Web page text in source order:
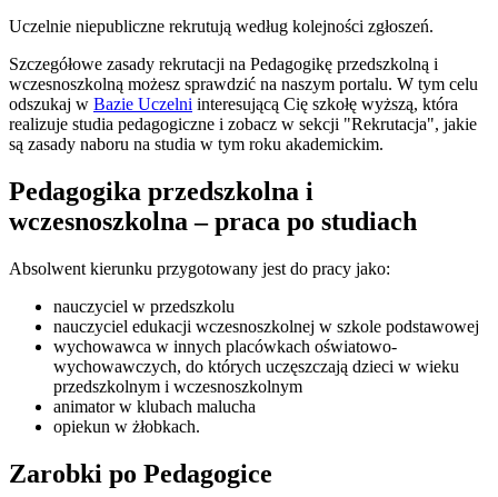
Uczelnie niepubliczne rekrutują według kolejności zgłoszeń.
Szczegółowe zasady rekrutacji na Pedagogikę przedszkolną i
wczesnoszkolną możesz sprawdzić na naszym portalu. W tym celu
odszukaj w Bazie Uczelni interesującą Cię szkołę wyższą, która
realizuje studia pedagogiczne i zobacz w sekcji "Rekrutacja", jakie
są zasady naboru na studia w tym roku akademickim.
Pedagogika przedszkolna i
wczesnoszkolna – praca po studiach
Absolwent kierunku przygotowany jest do pracy jako:
nauczyciel w przedszkolu
nauczyciel edukacji wczesnoszkolnej w szkole podstawowej
wychowawca w innych placówkach oświatowo-
wychowawczych, do których uczęszczają dzieci w wieku
przedszkolnym i wczesnoszkolnym
animator w klubach malucha
opiekun w żłobkach.
Zarobki po Pedagogice